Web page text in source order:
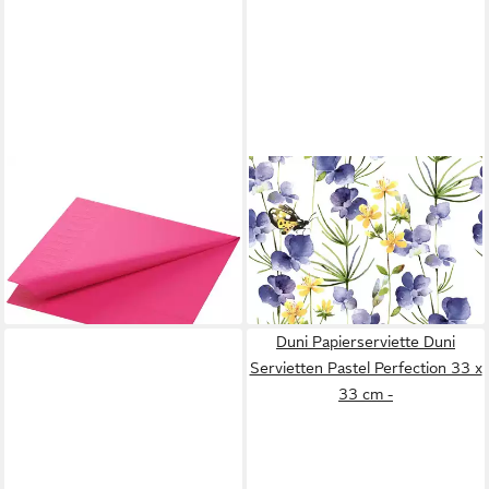
Papierserviette
17,49 €
lieferbar - in 3-4 Werktagen bei dir
DUNI
Papierserviette Duni
Servietten Blue Blossoms 33
x 33 cm - 20er
4,14 €
lieferbar - in 3-4 Werktagen bei dir
Duni Papierserviette Duni
Servietten Pastel Perfection 33 x
33 cm -